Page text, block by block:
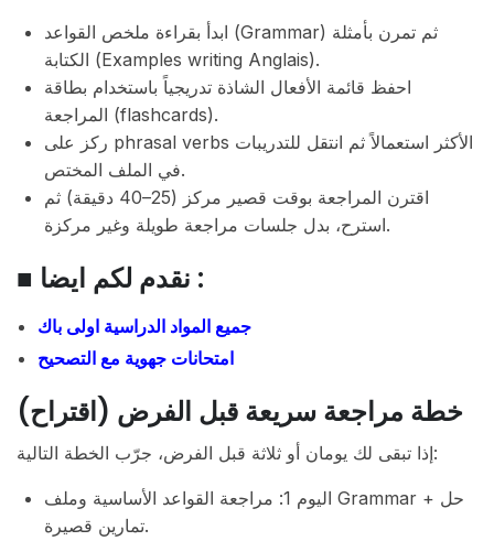
ابدأ بقراءة ملخص القواعد (Grammar) ثم تمرن بأمثلة
الكتابة (Examples writing Anglais).
احفظ قائمة الأفعال الشاذة تدريجياً باستخدام بطاقة
المراجعة (flashcards).
ركز على phrasal verbs الأكثر استعمالاً ثم انتقل للتدريبات
في الملف المختص.
اقترن المراجعة بوقت قصير مركز (25–40 دقيقة) ثم
استرح، بدل جلسات مراجعة طويلة وغير مركزة.
■ نقدم لكم ايضا :
جميع المواد الدراسية اولى باك
امتحانات جهوية مع التصحيح
خطة مراجعة سريعة قبل الفرض (اقتراح)
إذا تبقى لك يومان أو ثلاثة قبل الفرض، جرّب الخطة التالية:
اليوم 1: مراجعة القواعد الأساسية وملف Grammar + حل
تمارين قصيرة.